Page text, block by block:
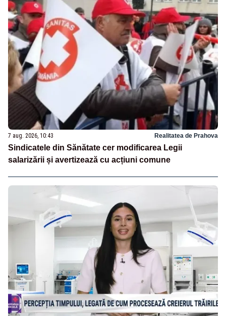
7 aug. 2026, 10:43 Realitatea de Prahova
Sindicatele din Sănătate cer modificarea Legii
salarizării și avertizează cu acțiuni comune